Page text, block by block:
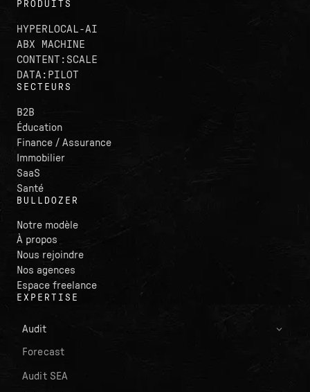
PRODUITS
HYPERLOCAL-AI
ABX MACHINE
CONTENT:SCALE
DATA:PILOT
SECTEURS
B2B
Éducation
Finance / Assurance
Immobilier
SaaS
Santé
BULLDOZER
Notre modèle
À propos
Nous rejoindre
Nos agences
Espace freelance
EXPERTISE
Audit
Forecast
Audit SEA